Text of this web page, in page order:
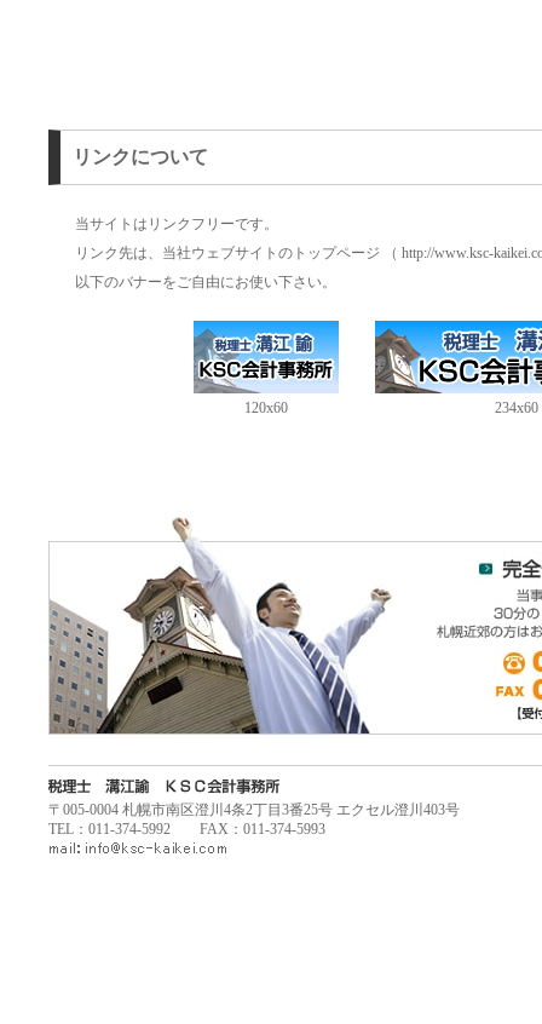
リンクについて
当サイトはリンクフリーです。
リンク先は、当社ウェブサイトのトップページ （ http://www.ksc-
以下のバナーをご自由にお使い下さい。
120x60 234x60
〒005-0004 札幌市南区澄川4条2丁目3番25号 エクセル澄川403号
TEL：011-374-5992 FAX：011-374-5993